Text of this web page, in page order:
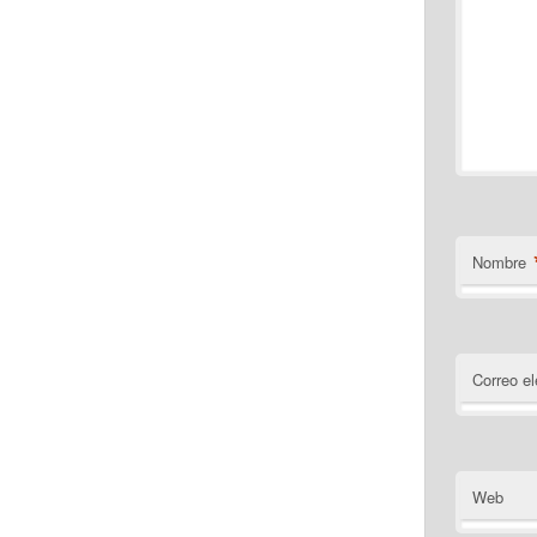
Nombre
Correo
Web